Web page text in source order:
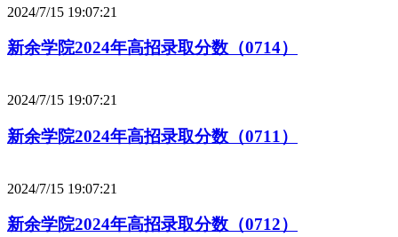
2024/7/15 19:07:21
新余学院2024年高招录取分数（0714）
2024/7/15 19:07:21
新余学院2024年高招录取分数（0711）
2024/7/15 19:07:21
新余学院2024年高招录取分数（0712）